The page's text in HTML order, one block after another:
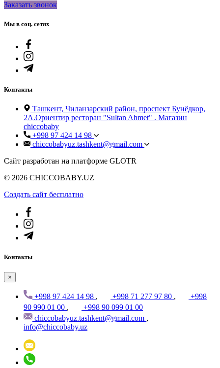
Заказать звонок
Мы в соц. сетях
Контакты
Ташкент, Чиланзарский район, проспект Бунёдкор,
2А.Ориентир ресторан "Sultan Ahmet" . Магазин
chiccobaby
+998 97 424 14 98
chiccobabyuz.tashkent@gmail.com
Сайт разработан на платформе GLOTR
© 2026 CHICCOBABY.UZ
Создать cайт бесплатно
Контакты
×
+998 97 424 14 98 , +998 71 277 97 80 ,
+998
90 990 01 00 ,
+998 90 099 01 00
chiccobabyuz.tashkent@gmail.com ,
info@chiccobaby.uz